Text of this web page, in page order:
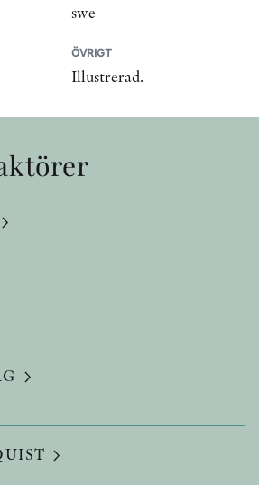
swe
ÖVRIGT
Illustrerad.